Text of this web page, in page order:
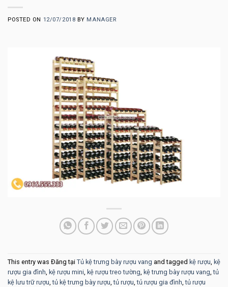
POSTED ON 12/07/2018 BY MANAGER
This entry was Đăng tại Tủ kệ trưng bày rượu vang and tagged kệ rượu, kệ
rượu gia đình, kệ rượu mini, kệ rượu treo tường, kệ trưng bày rượu vang,tủ
kệ lưu trữ rượu,tủ kệ trưng bày rượu,tủ rượu,tủ rượu gia đình,tủ rượu